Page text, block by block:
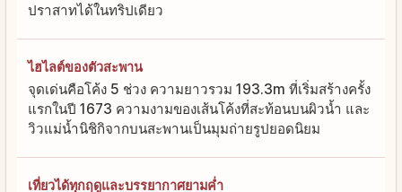
ปราสาทได้ในทริปเดียว
ไฮไลต์ของตัวสะพาน
จุดเด่นคือโค้ง 5 ช่วง ความยาวรวม 193.3m ที่เริ่มสร้างครั้ง
แรกในปี 1673 ความงามของเส้นโค้งที่สะท้อนบนผิวน้ำ และ
วิวแม่น้ำนิชิกิจากบนสะพานเป็นมุมถ่ายรูปยอดนิยม
เที่ยวได้ทุกฤดูและบรรยากาศยามค่ำ